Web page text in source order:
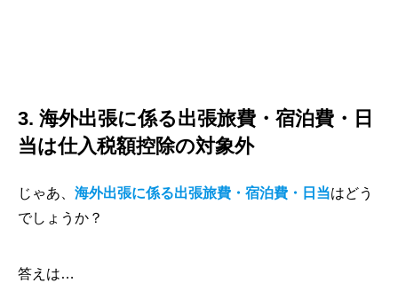
3. 海外出張に係る出張旅費・宿泊費・日
当は仕入税額控除の対象外
じゃあ、 海外出張に係る出張旅費・宿泊費・日当はどう
でしょうか？
答えは…